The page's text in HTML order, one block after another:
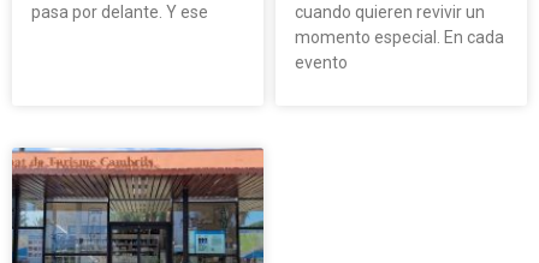
pasa por delante. Y ese
cuando quieren revivir un
momento especial. En cada
evento